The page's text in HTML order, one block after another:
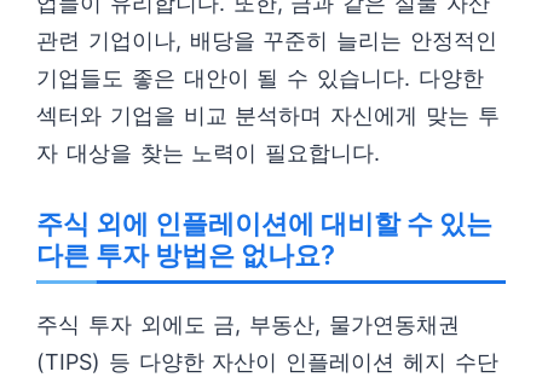
관련 기업이나, 배당을 꾸준히 늘리는 안정적인
기업들도 좋은 대안이 될 수 있습니다. 다양한
섹터와 기업을 비교 분석하며 자신에게 맞는 투
자 대상을 찾는 노력이 필요합니다.
주식 외에 인플레이션에 대비할 수 있는
다른 투자 방법은 없나요?
주식 투자 외에도 금, 부동산, 물가연동채권
(TIPS) 등 다양한 자산이 인플레이션 헤지 수단